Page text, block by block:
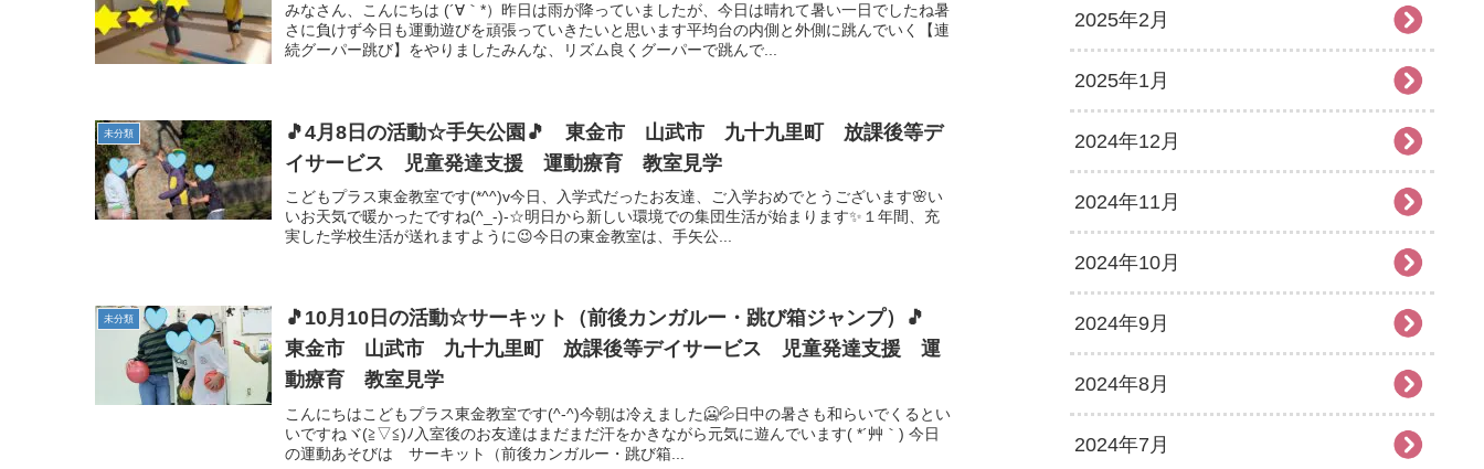
みなさん、こんにちは (´∀｀*）昨日は雨が降っていましたが、今日は晴れて暑い一日でしたね暑
さに負けず今日も運動遊びを頑張っていきたいと思います平均台の内側と外側に跳んでいく【連
続グーパー跳び】をやりましたみんな、リズム良くグーパーで跳んで...
未分類
🎵4月8日の活動☆手矢公園🎵 東金市 山武市 九十九里町 放課後等デ
イサービス 児童発達支援 運動療育 教室見学
こどもプラス東金教室です(*^^)v今日、入学式だったお友達、ご入学おめでとうございます🌸い
いお天気で暖かったですね(^_-)-☆明日から新しい環境での集団生活が始まります✨１年間、充
実した学校生活が送れますように😉今日の東金教室は、手矢公...
未分類
🎵10月10日の活動☆サーキット（前後カンガルー・跳び箱ジャンプ）🎵
東金市 山武市 九十九里町 放課後等デイサービス 児童発達支援 運
動療育 教室見学
こんにちはこどもプラス東金教室です(^-^)今朝は冷えました🥶💦日中の暑さも和らいでくるとい
いですねヾ(≧▽≦)ﾉ入室後のお友達はまだまだ汗をかきながら元気に遊んでいます( *´艸｀) 今日
の運動あそびは サーキット（前後カンガルー・跳び箱...
2025年2月
2025年1月
2024年12月
2024年11月
2024年10月
2024年9月
2024年8月
2024年7月